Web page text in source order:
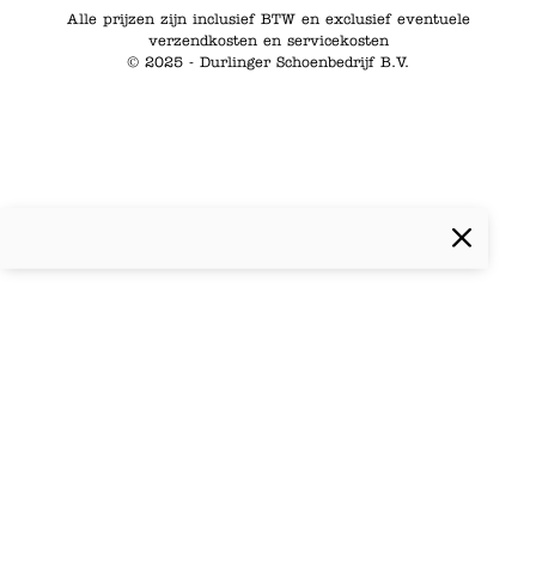
Alle prijzen zijn inclusief BTW en exclusief eventuele
verzendkosten en servicekosten
© 2025 - Durlinger Schoenbedrijf B.V.